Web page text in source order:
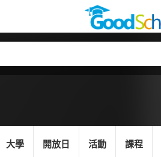
大學 開放日 活動 課程